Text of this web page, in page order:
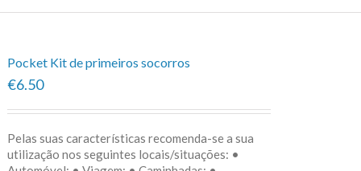
Pocket Kit de primeiros socorros
€6.50
Pelas suas características recomenda-se a sua
utilização nos seguintes locais/situações: •